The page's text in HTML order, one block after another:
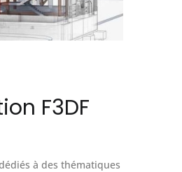
F3DF
à des thématiques